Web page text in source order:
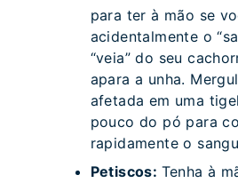
para ter à mão se
acidentalmente o
“veia” do seu
apara a unha.
afetada em uma
pouco do pó para
rapidamente o
Petiscos: Tenha à